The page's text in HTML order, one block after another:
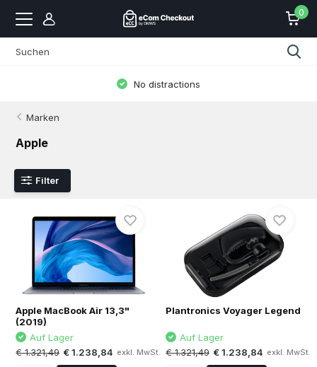
0
No distractions
Marken
Apple
Filter
Apple MacBook Air 13,3"
(2019)
Auf Lager
€ 1.321,49 € 1.238,84 exkl. MwSt.
Plantronics Voyager Legend
Auf Lager
€ 1.321,49 € 1.238,84 exkl. MwSt.